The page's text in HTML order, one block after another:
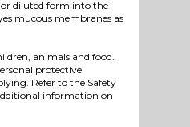
diluted form into the
mucous membranes as
animals and food.
protective
Refer to the Safety
information on